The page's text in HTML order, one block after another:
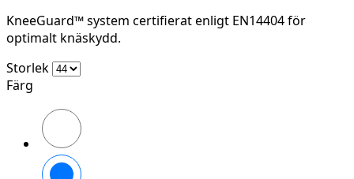
KneeGuard™ system certifierat enligt EN14404 för
optimalt knäskydd.
Storlek
Färg